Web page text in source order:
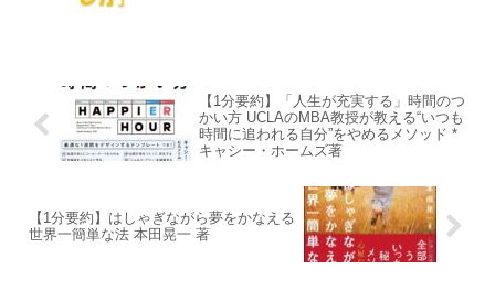
【1分要約】「人生が充実する」時間のつ
かい方 UCLAのMBA教授が教える“いつも
時間に追われる自分”をやめるメソッド *
キャシー・ホームズ著
【1分要約】はしゃぎながら夢をかなえる
世界一簡単な法 本田晃一 著